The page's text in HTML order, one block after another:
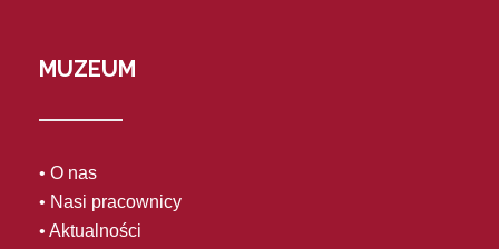
MUZEUM
• O nas
• Nasi pracownicy
• Aktualności